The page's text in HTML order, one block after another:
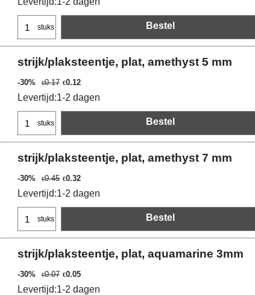
stuks Bestel
strijk/plaksteentje, plat, amethyst 5 mm
-30% €0.17 €0.12
Levertijd:1-2 dagen
stuks Bestel
strijk/plaksteentje, plat, amethyst 7 mm
-30% €0.45 €0.32
Levertijd:1-2 dagen
stuks Bestel
strijk/plaksteentje, plat, aquamarine 3mm
-30% €0.07 €0.05
Levertijd:1-2 dagen